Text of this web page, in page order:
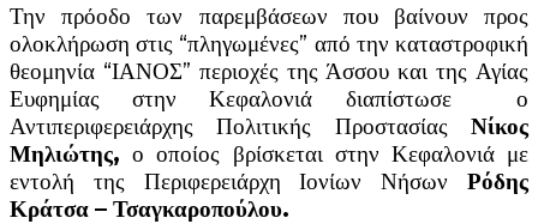
Την πρόοδο των παρεμβάσεων που βαίνουν προς
ολοκλήρωση στις “πληγωμένες” από την καταστροφική
θεομηνία “ΙΑΝΟΣ” περιοχές της Άσσου και της Αγίας
Ευφημίας στην Κεφαλονιά διαπίστωσε ο
Αντιπεριφερειάρχης Πολιτικής Προστασίας Νίκος
Μηλιώτης,ο οποίος βρίσκεται στην Κεφαλονιά με
εντολή της Περιφερειάρχη Ιονίων Νήσων Ρόδης
Κράτσα – Τσαγκαροπούλου.